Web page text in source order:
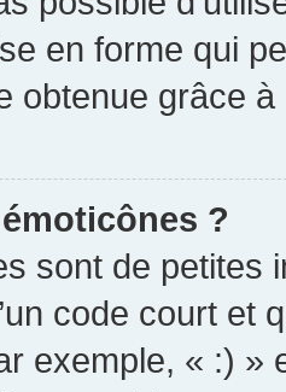
en forme qui
obtenue grâce à
?
sont de petites
code court et
exemple, « :) »